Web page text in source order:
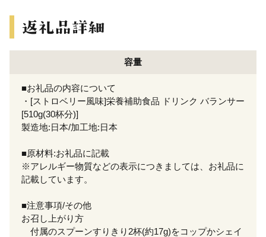
容量
■お礼品の内容について
・[ストロベリー風味]栄養補助食品 ドリンク バランサー
[510g(30杯分)]
製造地:日本/加工地:日本
■原材料:お礼品に記載
※アレルギー物質などの表示につきましては、お礼品に
記載しています。
■注意事項/その他
お召し上がり方
付属のスプーンすりきり2杯(約17g)をコップかシェイ